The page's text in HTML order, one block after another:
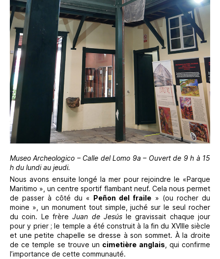
Museo Archeologico – Calle del Lomo 9a – Ouvert de 9 h à 15
h du lundi au jeudi.
Nous avons ensuite longé la mer pour rejoindre le «Parque
Maritimo », un centre sportif flambant neuf. Cela nous permet
de passer à côté du « Peñon del fraile » (ou rocher du
moine », un monument tout simple, juché sur le seul rocher
du coin. Le frèreJuan de Jesúsle gravissait chaque jour
pour y prier ; le temple a été construit à la fin du XVIIIe siècle
et une petite chapelle se dresse à son sommet. À la droite
de ce temple se trouve un cimetière anglais , qui confirme
l’importance de cette communauté.